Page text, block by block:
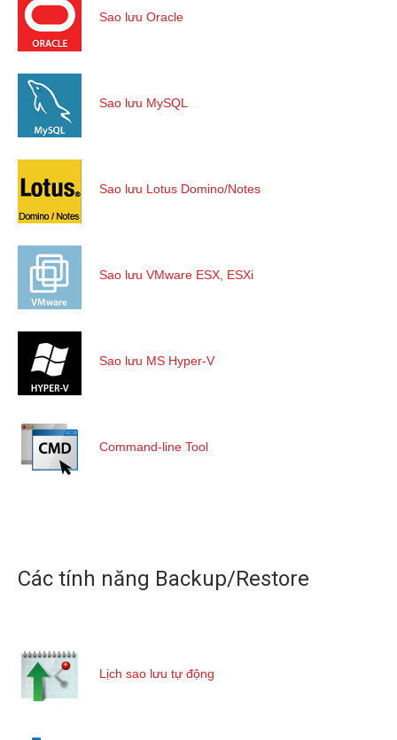
Sao lưu Oracle
Sao lưu MySQL
Sao lưu Lotus Domino/Notes
Sao lưu VMware ESX, ESXi
Sao lưu MS Hyper-V
Command-line Tool
Các tính năng Backup/Restore
Lịch sao lưu tự động